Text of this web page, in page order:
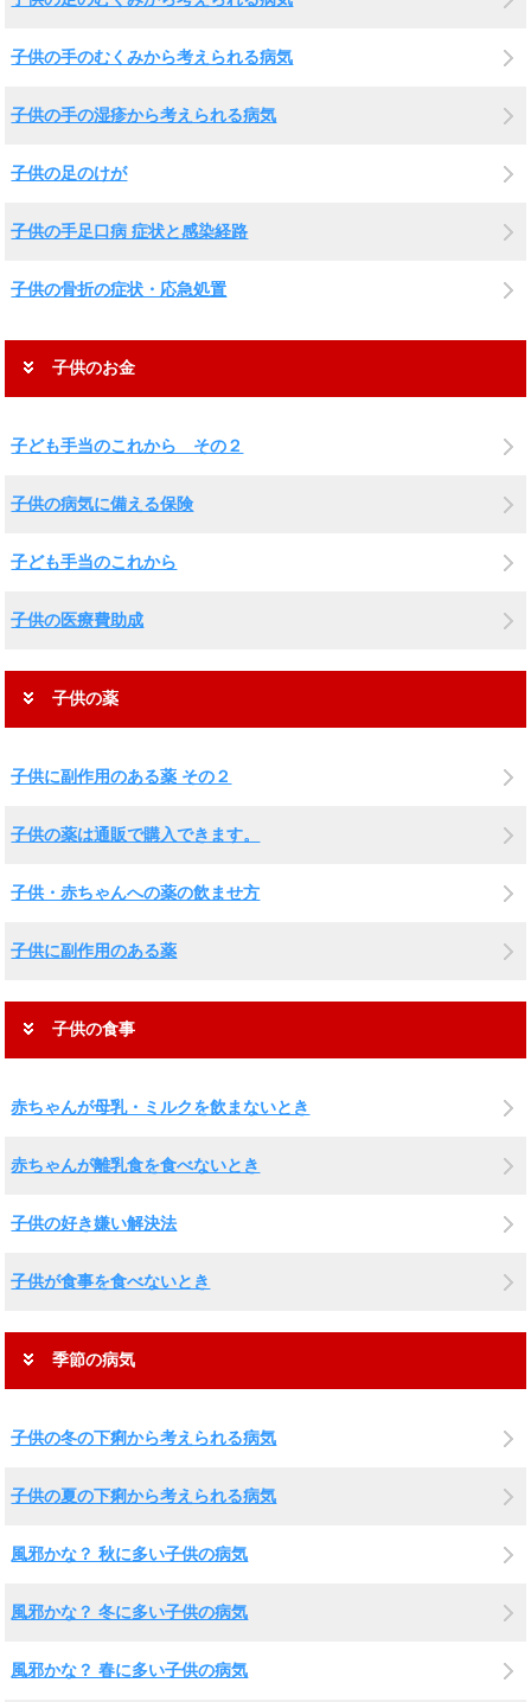
子供の手のむくみから考えられる病気
子供の手の湿疹から考えられる病気
子供の足のけが
子供の手足口病 症状と感染経路
子供の骨折の症状・応急処置
子供のお金
子ども手当のこれから その２
子供の病気に備える保険
子ども手当のこれから
子供の医療費助成
子供の薬
子供に副作用のある薬 その２
子供の薬は通販で購入できます。
子供・赤ちゃんへの薬の飲ませ方
子供に副作用のある薬
子供の食事
赤ちゃんが母乳・ミルクを飲まないとき
赤ちゃんが離乳食を食べないとき
子供の好き嫌い解決法
子供が食事を食べないとき
季節の病気
子供の冬の下痢から考えられる病気
子供の夏の下痢から考えられる病気
風邪かな？ 秋に多い子供の病気
風邪かな？ 冬に多い子供の病気
風邪かな？ 春に多い子供の病気